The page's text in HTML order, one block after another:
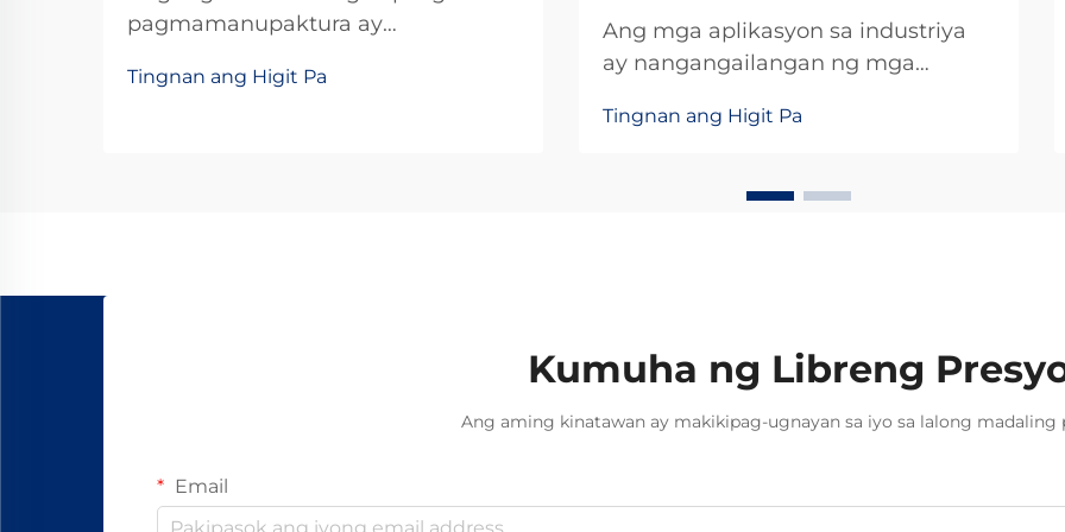
pagmamanupaktura ay
na may kahusayan upang mapabilis
Tingnan ang Higit Pa
Ang mga aplikasyon sa industriya
ay nangangailangan ng mga
kayang tumagal sa mga
pinapanatili ang pare-parehong
Tingnan ang Higit Pa
Kumuha ng Libreng
Ang aming kinatawan ay makikipag-ugnayan sa iyo sa lalong madaling
Email